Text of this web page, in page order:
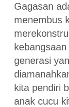
Gagasan
menembus
generasi
kita pendiri
anak cucu